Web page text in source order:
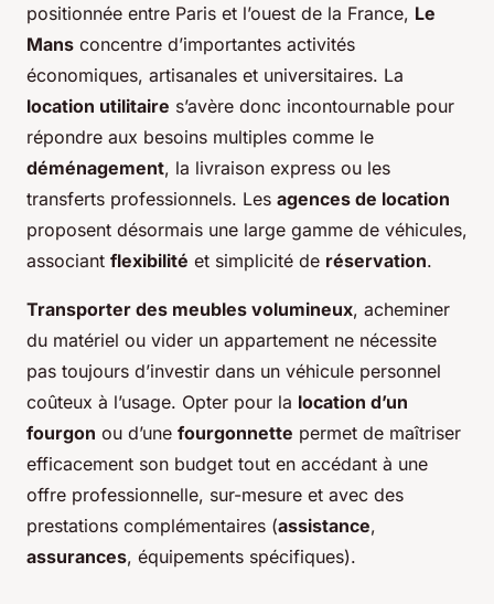
positionnée entre Paris et l’ouest de la France, Le
Mans concentre d’importantes activités
économiques, artisanales et universitaires. La
location utilitaire s’avère donc incontournable pour
répondre aux besoins multiples comme le
déménagement, la livraison express ou les
transferts professionnels. Les agences de location
proposent désormais une large gamme de véhicules,
associant flexibilité et simplicité de réservation.
Transporter des meubles volumineux, acheminer
du matériel ou vider un appartement ne nécessite
pas toujours d’investir dans un véhicule personnel
coûteux à l’usage. Opter pour la location d’un
fourgon ou d’une fourgonnette permet de maîtriser
efficacement son budget tout en accédant à une
offre professionnelle, sur-mesure et avec des
prestations complémentaires (assistance,
assurances, équipements spécifiques).